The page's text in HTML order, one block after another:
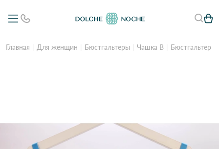
Главная Для женщин Бюстгальтеры Чашка B Бюстгальтер